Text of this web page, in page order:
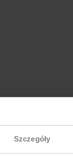
Szczegóły